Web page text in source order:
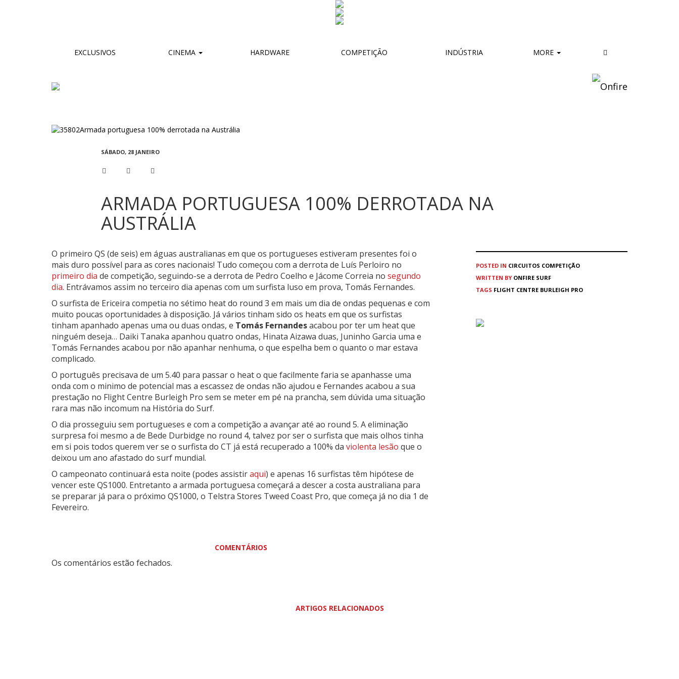
EXCLUSIVOS CINEMA HARDWARE COMPETIÇÃO INDÚSTRIA MORE
SÁBADO, 28 JANEIRO
ARMADA PORTUGUESA 100% DERROTADA NA
AUSTRÁLIA
O primeiro QS (de seis) em águas australianas em que os portugueses estiveram presentes foi o
mais duro possível para as cores nacionais! Tudo começou com a derrota de Luís Perloiro no
primeiro dia de competição, seguindo-se a derrota de Pedro Coelho e Jácome Correia no segundo
dia. Entrávamos assim no terceiro dia apenas com um surfista luso em prova, Tomás Fernandes.
O surfista de Ericeira competia no sétimo heat do round 3 em mais um dia de ondas pequenas e com
muito poucas oportunidades à disposição. Já vários tinham sido os heats em que os surfistas
tinham apanhado apenas uma ou duas ondas, e Tomás Fernandesacabou por ter um heat que
ninguém deseja… Daiki Tanaka apanhou quatro ondas, Hinata Aizawa duas, Juninho Garcia uma e
Tomás Fernandes acabou por não apanhar nenhuma, o que espelha bem o quanto o mar estava
complicado.
O português precisava de um 5.40 para passar o heat o que facilmente faria se apanhasse uma
onda com o minimo de potencial mas a escassez de ondas não ajudou e Fernandes acabou a sua
prestação no Flight Centre Burleigh Pro sem se meter em pé na prancha, sem dúvida uma situação
rara mas não incomum na História do Surf.
O dia prosseguiu sem portugueses e com a competição a avançar até ao round 5. A eliminação
surpresa foi mesmo a de Bede Durbidge no round 4, talvez por ser o surfista que mais olhos tinha
em si pois todos querem ver se o surfista do CT já está recuperado a 100% da violenta lesão que o
deixou um ano afastado do surf mundial.
O campeonato continuará esta noite (podes assistiraqui) e apenas 16 surfistas têm hipótese de
vencer este QS1000. Entretanto a armada portuguesa começará a descer a costa australiana para
se preparar já para o próximo QS1000, o Telstra Stores Tweed Coast Pro, que começa já no dia 1 de
Fevereiro.
COMENTÁRIOS
Os comentários estão fechados.
POSTED IN CIRCUITOS COMPETIÇÃO
WRITTEN BY ONFIRE SURF
TAGS FLIGHT CENTRE BURLEIGH PRO
ARTIGOS RELACIONADOS